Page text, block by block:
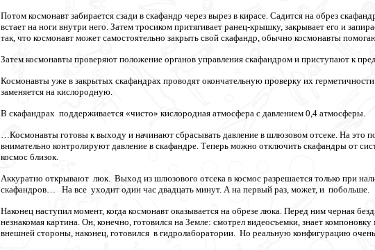
Потом космонавт забирается сзади в скафандр через вырез в кирасе. Садится на обрез
встает на ноги внутри него. Затем тросиком притягивает ранец-крышку, закрывает его и
так, что космонавт может самостоятельно закрыть свой скафандр, обычно космонавты
Затем космонавты проверяют положение органов управления скафандром и приступают к
Космонавты уже в закрытых скафандрах проводят окончательную проверку их
заменяется на кислородную.
В скафандрах поддерживается «чисто» кислородная атмосфера с давлением 0,4 атмосферы.
…Космонавты готовы к выходу и начинают сбрасывать давление в шлюзовом отсеке. На это
внимательно контролируют давление в скафандре. Теперь можно отключить скафандры от
космос близок.
Аккуратно открывают люк. Выход из шлюзового отсека в космос разрешается только при
скафандров… На все уходит один час двадцать минут. А на первый раз, может, и побольше.
Наконец наступил момент, когда космонавт оказывается на обрезе люка. Перед ним черная
незнакомая картина. Он, конечно, готовился на Земле: смотрел видеосъемки, знает
внешней стороны, наконец, готовился в гидролаборатории. Но реальную конфигурацию